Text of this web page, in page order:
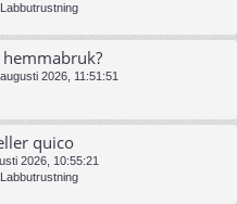
2026, 11:51:51
quico
2026, 10:55:21